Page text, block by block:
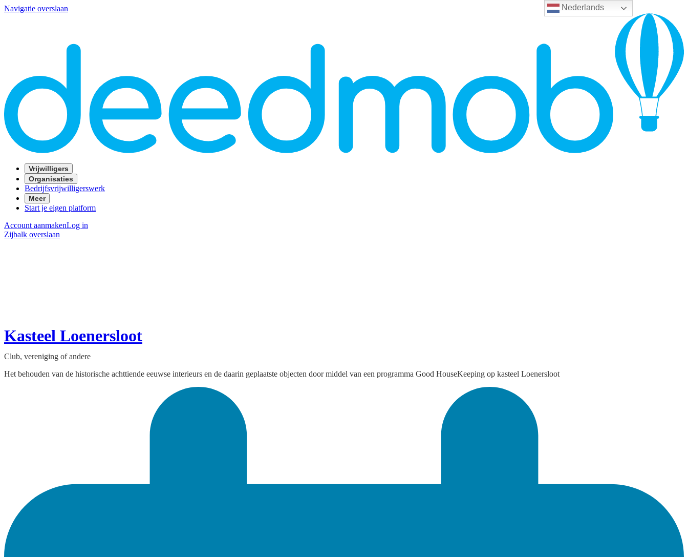
Nederlands
Navigatie overslaan
Vrijwilligers
Organisaties
Bedrijfsvrijwilligerswerk
Meer
Start je eigen platform
Account aanmakenLog in
Zijbalk overslaan
Kasteel Loenersloot
Club, vereniging of andere
Het behouden van de historische achttiende eeuwse interieurs en de daarin geplaatste objecten door middel van een programma Good HouseKeeping op kasteel Loenersloot